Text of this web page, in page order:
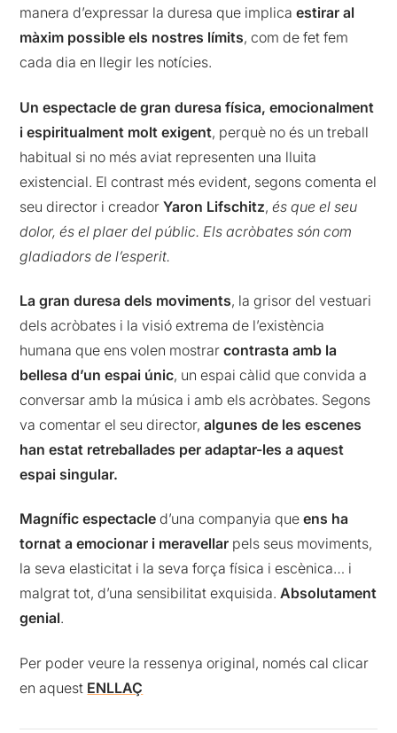
manera d’expressar la duresa que implicaestirar al
màxim possible els nostres límits, com de fet fem
cada dia en llegir les notícies.
Un espectacle de gran duresa física, emocionalment
i espiritualment molt exigent, perquè no és un treball
habitual si no més aviat representen una lluita
existencial. El contrast més evident, segons comenta el
seu director i creadorYaron Lifschitz,és que el seu
dolor, és el plaer del públic. Els acròbates són com
gladiadors de l’esperit.
La gran duresa dels moviments, la grisor del vestuari
dels acròbates i la visió extrema de l’existència
humana que ens volen mostrarcontrasta amb la
bellesa d’un espai únic, un espai càlid que convida a
conversar amb la música i amb els acròbates. Segons
va comentar el seu director,algunes de les escenes
han estat retreballades per adaptar-les a aquest
espai singular.
Magnífic espectacle d’una companyia queens ha
tornat a emocionar i meravellar pels seus moviments,
la seva elasticitat i la seva força física i escènica… i
malgrat tot, d’una sensibilitat exquisida.Absolutament
genial.
Per poder veure la ressenya original, només cal clicar
en aquest ENLLAÇ